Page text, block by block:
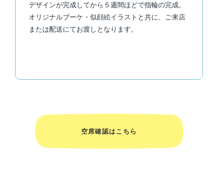
デザインが完成してから５週間ほどで指輪の完成。
オリジナルブーケ・似顔絵イラストと共に、ご来店
または配送にてお渡しとなります。
空席確認はこちら